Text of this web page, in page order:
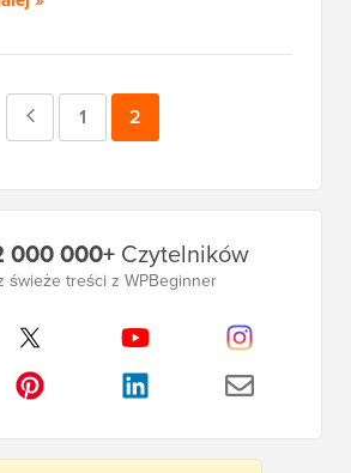
Poprzednia
Strona
1 Strona
2
000 000+ Czytelników
świeże treści z WPBeginner